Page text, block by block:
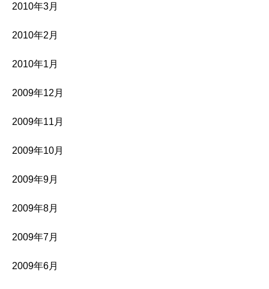
2010年3月
2010年2月
2010年1月
2009年12月
2009年11月
2009年10月
2009年9月
2009年8月
2009年7月
2009年6月